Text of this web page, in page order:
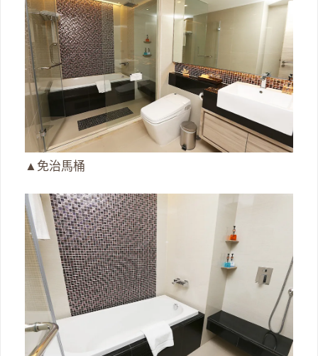
▲免治馬桶